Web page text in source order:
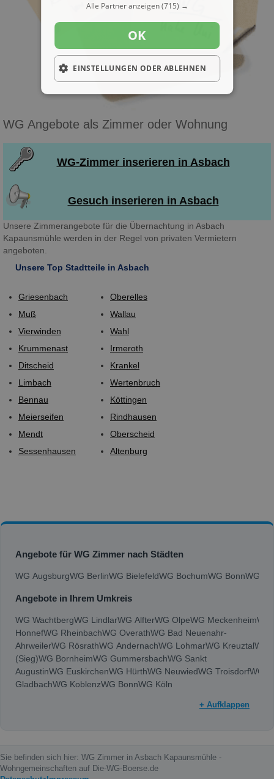
WG Angebote als Zimmer oder Wohnung
WG-Zimmer inserieren in Asbach
Gesuch inserieren in Asbach
Unsere Zimmerangebote für die Übernachtung in Asbach
Kapaunsmühle werden in der Regel von privaten Vermietern
angeboten.
Unsere Top Stadtteile in Asbach
Griesenbach
Muß
Vierwinden
Krummenast
Ditscheid
Limbach
Bennau
Meierseifen
Mendt
Sessenhausen
Oberelles
Wallau
Wahl
Irmeroth
Krankel
Wertenbruch
Köttingen
Rindhausen
Oberscheid
Altenburg
Angebote für WG Zimmer nach Städten
WG AugsburgWG BerlinWG BielefeldWG BochumWG BonnWG
Angebote in Ihrem Umkreis
WG WachtbergWG LindlarWG AlfterWG OlpeWG MeckenheimWG
HonnefWG RheinbachWG OverathWG Bad Neuenahr-
AhrweilerWG RösrathWG AndernachWG LohmarWG KreuztalWG
(Sieg)WG BornheimWG GummersbachWG Sankt
AugustinWG EuskirchenWG HürthWG NeuwiedWG TroisdorfWG
GladbachWG KoblenzWG BonnWG Köln
+ Aufklappen
Sie befinden sich hier: WG Zimmer in Asbach Kapaunsmühle -
Wohngemeinschaften auf Die-WG-Boerse.de
Alle Partner anzeigen(715) →
OK
EINSTELLUNGEN ODER ABLEHNEN